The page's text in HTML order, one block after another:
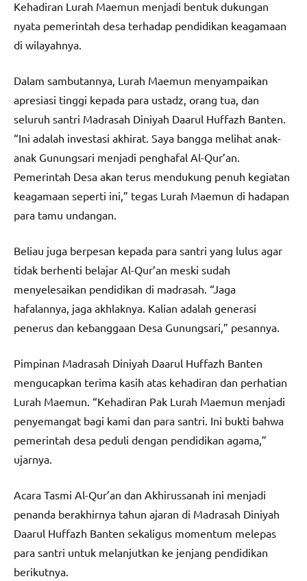
Kehadiran Lurah Maemun menjadi bentuk dukungan
nyata pemerintah desa terhadap pendidikan keagamaan
di wilayahnya.
Dalam sambutannya, Lurah Maemun menyampaikan
apresiasi tinggi kepada para ustadz, orang tua, dan
seluruh santri Madrasah Diniyah Daarul Huffazh Banten.
“Ini adalah investasi akhirat. Saya bangga melihat anak-
anak Gunungsari menjadi penghafal Al-Qur’an.
Pemerintah Desa akan terus mendukung penuh kegiatan
keagamaan seperti ini,” tegas Lurah Maemun di hadapan
para tamu undangan.
Beliau juga berpesan kepada para santri yang lulus agar
tidak berhenti belajar Al-Qur’an meski sudah
menyelesaikan pendidikan di madrasah. “Jaga
hafalannya, jaga akhlaknya. Kalian adalah generasi
penerus dan kebanggaan Desa Gunungsari,” pesannya.
Pimpinan Madrasah Diniyah Daarul Huffazh Banten
mengucapkan terima kasih atas kehadiran dan perhatian
Lurah Maemun. “Kehadiran Pak Lurah Maemun menjadi
penyemangat bagi kami dan para santri. Ini bukti bahwa
pemerintah desa peduli dengan pendidikan agama,”
ujarnya.
Acara Tasmi Al-Qur’an dan Akhirussanah ini menjadi
penanda berakhirnya tahun ajaran di Madrasah Diniyah
Daarul Huffazh Banten sekaligus momentum melepas
para santri untuk melanjutkan ke jenjang pendidikan
berikutnya.